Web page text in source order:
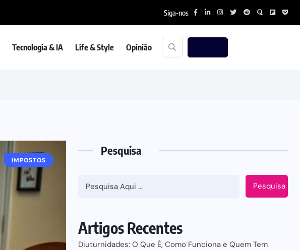
Siga-nos
Tecnologia & IA Life & Style Opinião
IMPOSTOS
Pesquisa
Pesquisa
Artigos Recentes
Diuturnidades: O Que É, Como Funciona e Quem Tem